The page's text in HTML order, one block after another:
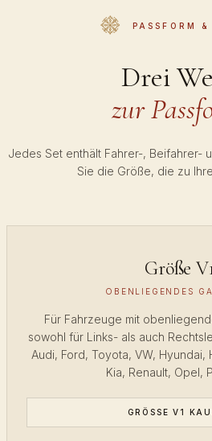
PASSFORM &
Drei
zur
Jedes Set enthält Fahrer-, Beifahrer-
Sie die Größe, die zu
Größe
OBENLIEGENDES
Für Fahrzeuge mit
sowohl für Links- als auch
Audi, Ford, Toyota, VW, Hyundai,
Kia, Renault, Opel,
GRÖSSE V1